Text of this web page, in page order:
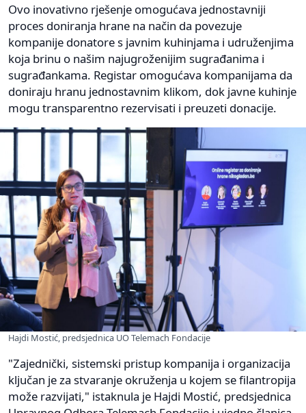
Ovo inovativno rješenje omogućava jednostavniji
proces doniranja hrane na način da povezuje
kompanije donatore s javnim kuhinjama i udruženjima
koja brinu o našim najugroženijim sugrađanima i
sugrađankama. Registar omogućava kompanijama da
doniraju hranu jednostavnim klikom, dok javne kuhinje
mogu transparentno rezervisati i preuzeti donacije.
Hajdi Mostić, predsjednica UO Telemach Fondacije
"Zajednički, sistemski pristup kompanija i organizacija
ključan je za stvaranje okruženja u kojem se filantropija
može razvijati," istaknula je Hajdi Mostić, predsjednica